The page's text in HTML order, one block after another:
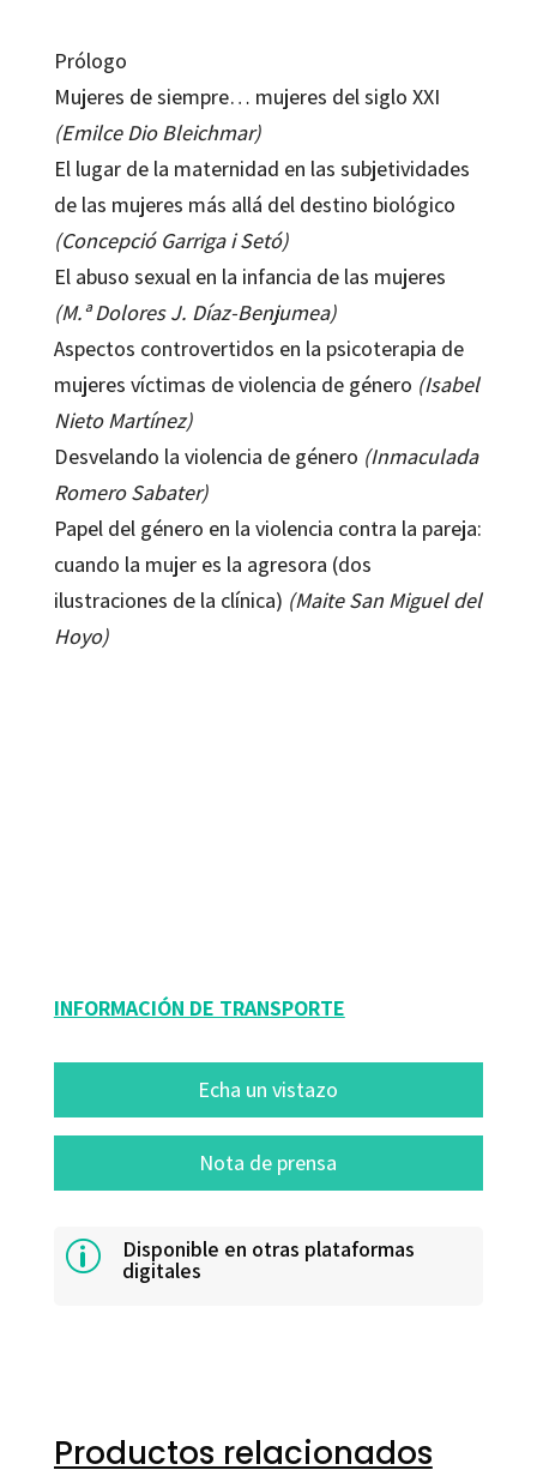
Prólogo
Mujeres de siempre… mujeres del siglo XXI
(Emilce Dio Bleichmar)
El lugar de la maternidad en las subjetividades
de las mujeres más allá del destino biológico
(Concepció Garriga i Setó)
El abuso sexual en la infancia de las mujeres
(M.ª Dolores J. Díaz-Benjumea)
Aspectos controvertidos en la psicoterapia de
mujeres víctimas de violencia de género (Isabel
Nieto Martínez)
Desvelando la violencia de género (Inmaculada
Romero Sabater)
Papel del género en la violencia contra la pareja:
cuando la mujer es la agresora (dos
ilustraciones de la clínica) (Maite San Miguel del
Hoyo)
INFORMACIÓN DE TRANSPORTE
Echa un vistazo
Nota de prensa
p Disponible en otras plataformas
digitales
Productos relacionados